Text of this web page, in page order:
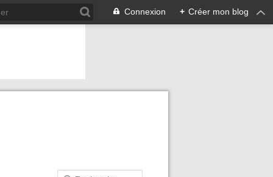
Connexion + Créer mon blog